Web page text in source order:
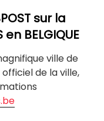
sur la
en BELGIQUE
ville de
de la ville,